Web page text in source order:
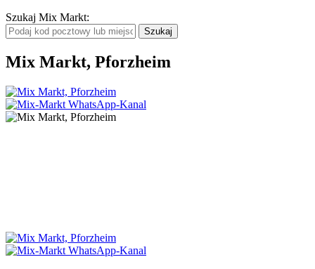
Szukaj Mix Markt:
Mix Markt, Pforzheim